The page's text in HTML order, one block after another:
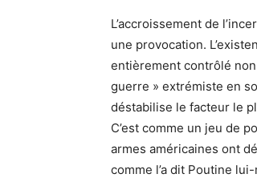
L’accroissement de
une provocation.
entièrement contrôlé
guerre » extrémiste en
déstabilise le facteur le
C’est comme un jeu de
armes américaines ont
comme l’a dit Poutine